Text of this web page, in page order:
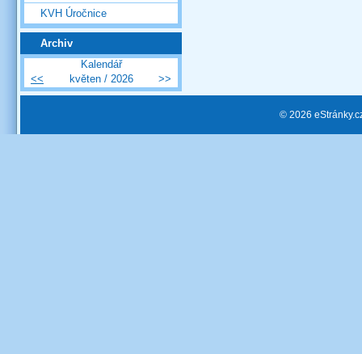
KVH Úročnice
Archiv
Kalendář
<<
květen / 2026 >>
© 2026